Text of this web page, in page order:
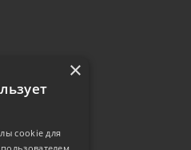
×
cookie для